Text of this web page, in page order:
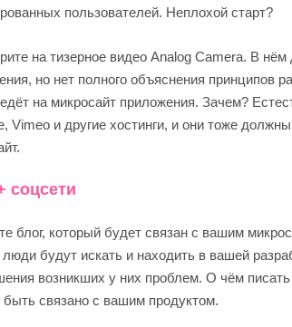
пользователей. Неплохой старт?
на тизерное видео Analog Camera. В нём
но нет полного объяснения принципов
на микросайт приложения. Зачем?
Vimeo и другие хостинги, и они тоже
соцсети
блог, который будет связан с вашим
будут искать и находить в вашей
возникших у них проблем. О чём
связано с вашим продуктом.